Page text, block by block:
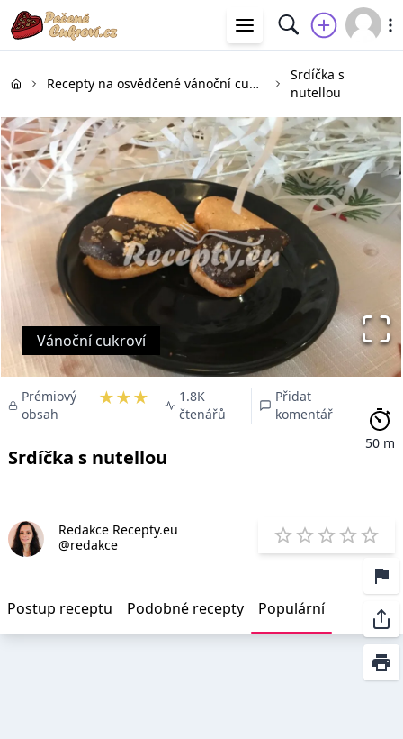
Recepty na osvědčené vánoční cukroví
Srdíčka s
nutellou
Vánoční cukroví
Prémiový
obsah
★★★
1.8K
čtenářů
Přidat
komentář
Srdíčka s nutellou
50 m
Redakce Recepty.eu
@redakce
1 Star
2 Stars
3 Stars
4 5
Postup receptu Podobné recepty Populární